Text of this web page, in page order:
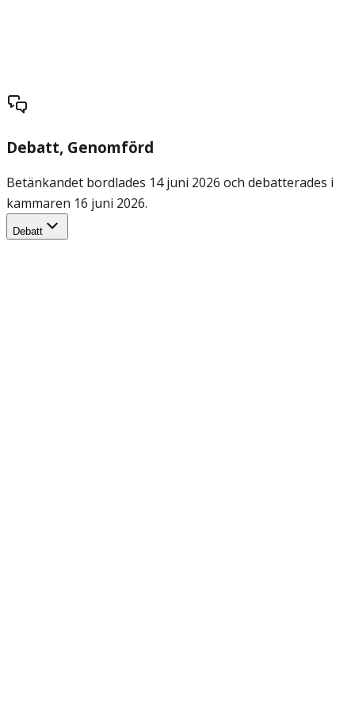
Debatt, Genomförd
Betänkandet bordlades 14 juni 2026 och debatterades i
kammaren 16 juni 2026.
Debatt